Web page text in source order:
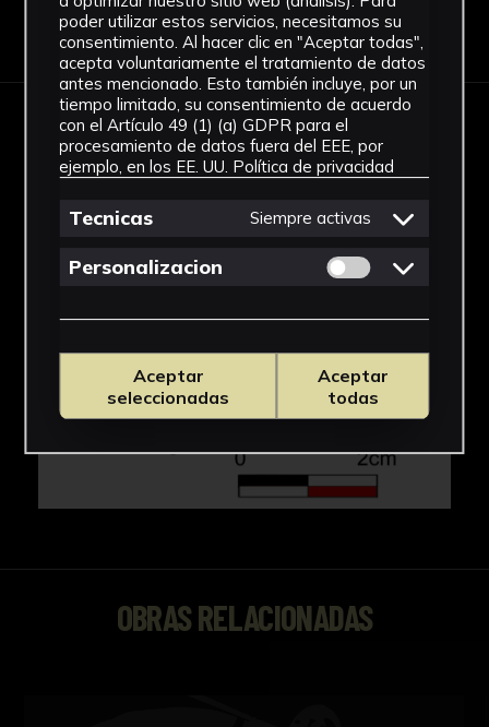
Descargar Ficha
IMÁGENES
OBRAS RELACIONADAS
poder utilizar estos servicios, necesitamos su
consentimiento. Al hacer clic en "Aceptar todas",
acepta voluntariamente el tratamiento de datos
antes mencionado. Esto también incluye, por un
tiempo limitado, su consentimiento de acuerdo
con el Artículo 49 (1) (a) GDPR para el
procesamiento de datos fuera del EEE, por
ejemplo, en los EE. UU. Política de privacidad
Tecnicas Siempre activas
Personalizacion Permitir cookies
Aceptar
seleccionadas
Aceptar
todas